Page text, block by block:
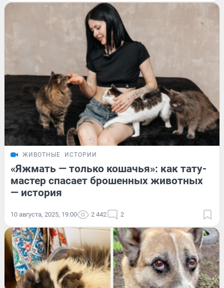
ЖИВОТНЫЕ ИСТОРИИ
«Яжмать — только кошачья»: как тату-
мастер спасает брошенных животных
— история
10 августа, 2025, 19:00 2 442 2